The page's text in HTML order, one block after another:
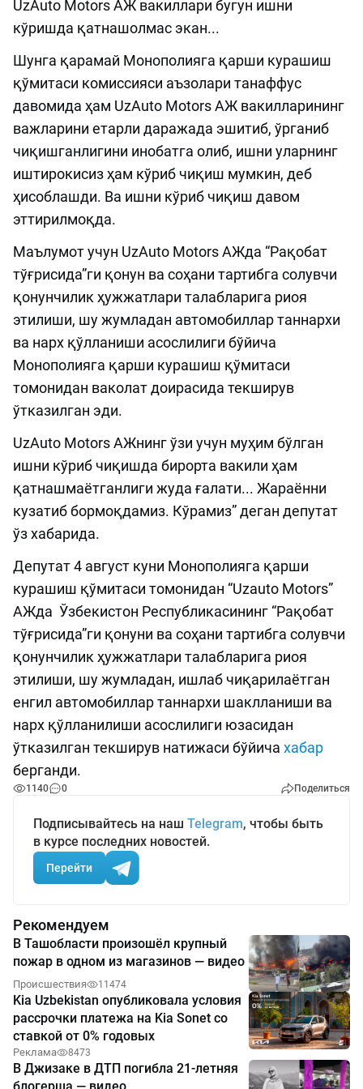
UzAuto Motors АЖ вакиллари бугун ишни
кўришда қатнашолмас экан...
Шунга қарамай Монополияга қарши курашиш
қўмитаси комиссияси аъзолари танаффус
давомида ҳам UzAuto Motors АЖ вакилларининг
важларини етарли даражада эшитиб, ўрганиб
чиқишганлигини инобатга олиб, ишни уларнинг
иштирокисиз ҳам кўриб чиқиш мумкин, деб
ҳисоблашди. Ва ишни кўриб чиқиш давом
эттирилмоқда.
Маълумот учун UzAuto Motors АЖда “Рақобат
тўғрисида”ги қонун ва соҳани тартибга солувчи
қонунчилик ҳужжатлари талабларига риоя
этилиши, шу жумладан автомобиллар таннархи
ва нарх қўлланиши асослилиги бўйича
Монополияга қарши курашиш қўмитаси
томонидан ваколат доирасида текширув
ўтказилган эди.
UzAuto Motors АЖнинг ўзи учун муҳим бўлган
ишни кўриб чиқишда бирорта вакили ҳам
қатнашмаётганлиги жуда ғалати... Жараённи
кузатиб бормоқдамиз. Кўрамиз” деган депутат
ўз хабарида.
Депутат 4 август куни Монополияга қарши
курашиш қўмитаси томонидан “Uzauto Motors”
АЖда Ўзбекистон Республикасининг “Рақобат
тўғрисида”ги қонуни ва соҳани тартибга солувчи
қонунчилик ҳужжатлари талабларига риоя
этилиши, шу жумладан, ишлаб чиқарилаётган
енгил автомобиллар таннархи шаклланиши ва
нарх қўлланилиши асослилиги юзасидан
ўтказилган текширув натижаси бўйича хабар
берганди.
1140 0 Поделиться
Подписывайтесь на наш Telegram, чтобы быть
в курсе последних новостей.
Перейти
Рекомендуем
В Ташобласти произошёл крупный
пожар в одном из магазинов — видео
Происшествия 11474
Kia Uzbekistan опубликовала условия
рассрочки платежа на Kia Sonet со
ставкой от 0% годовых
Реклама 8473
В Джизаке в ДТП погибла 21-летняя